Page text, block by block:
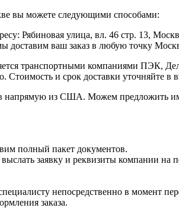
вы можете следующими способами:
Рябиновая улица, вл. 46 стр. 13,
доставим ваш заказ в любую точку
транспортными компаниями ПЭК,
Стоимость и срок доставки уточняйте
напрямую из США. Можем предложить
полный пакет документов.
заявку и реквизиты компании на
непосредственно в момент
заказа.